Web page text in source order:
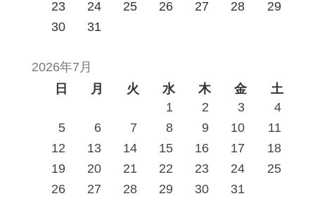
23
24 25 26 27 28
29
30
31
2026年7月
日
月 火 水 木 金
土
1
2 3
4
5
6 7 8 9 10
11
12
13 14 15 16 17
18
19
20 21 22 23 24
25
26
27 28 29 30 31